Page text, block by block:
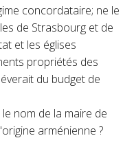
concordataire; ne le
de Strasbourg et de
et les églises
propriétés des
du budget de
nom de la maire de
arménienne ?